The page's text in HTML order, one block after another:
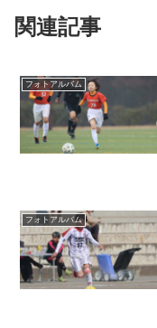
関連記事
フォトアルバム
フォトアルバム